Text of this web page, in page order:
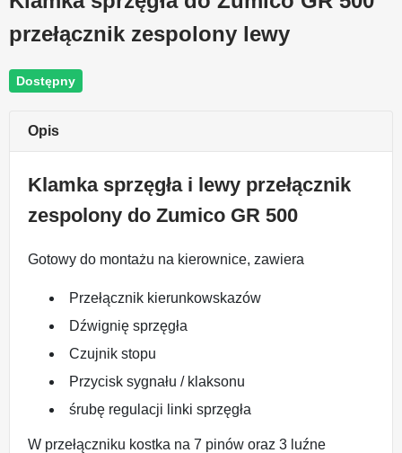
przełącznik zespolony lewy
Dostępny
Opis
Klamka sprzęgła i lewy przełącznik
zespolony do Zumico GR 500
Gotowy do montażu na kierownice, zawiera
Przełącznik kierunkowskazów
Dźwignię sprzęgła
Czujnik stopu
Przycisk sygnału / klaksonu
śrubę regulacji linki sprzęgła
W przełączniku kostka na 7 pinów oraz 3 luźne